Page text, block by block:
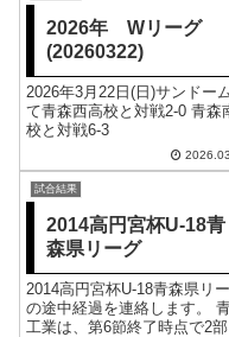
2026年 Wリーグ
(20260322)
2026年3月22日(日)サンドー
て青森西高校と対戦2-0 青森
校と対戦6-3
試合結果
2014高円宮杯U-18青
森県リーグ
2014高円宮杯U-18青森県リ
の途中経過を連絡します。
工業は、第6節終了時点で2部